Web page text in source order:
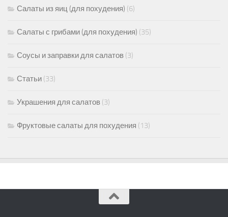
Салаты из яиц (для похудения) (6)
Салаты с грибами (для похудения) (35)
Соусы и заправки для салатов (3)
Статьи (33)
Украшения для салатов (3)
Фруктовые салаты для похудения (13)